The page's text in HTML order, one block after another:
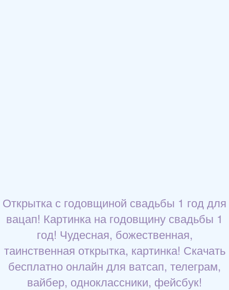
Открытка с годовщиной свадьбы 1 год для
вацап! Картинка на годовщину свадьбы 1
год! Чудесная, божественная,
таинственная открытка, картинка! Скачать
бесплатно онлайн для ватсап, телеграм,
вайбер, одноклассники, фейсбук!